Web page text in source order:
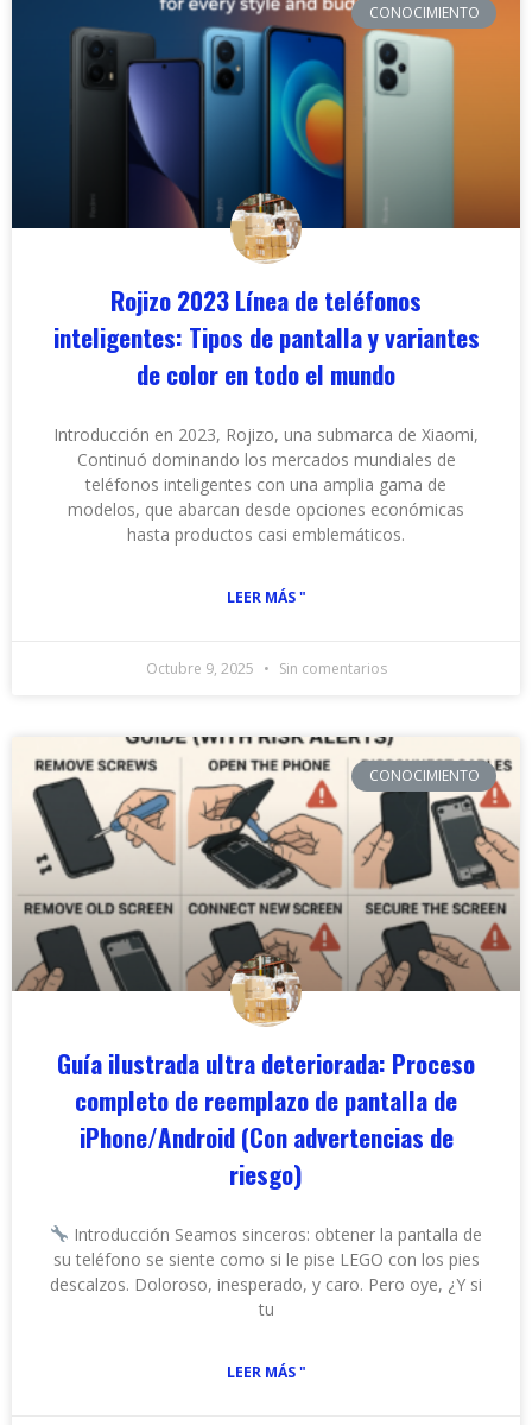
CONOCIMIENTO
Rojizo 2023 Línea de teléfonos
inteligentes: Tipos de pantalla y variantes
de color en todo el mundo
Introducción en 2023, Rojizo, una submarca de Xiaomi,
Continuó dominando los mercados mundiales de
teléfonos inteligentes con una amplia gama de
modelos, que abarcan desde opciones económicas
hasta productos casi emblemáticos.
LEER MÁS "
Octubre 9, 2025 Sin comentarios
CONOCIMIENTO
Guía ilustrada ultra deteriorada: Proceso
completo de reemplazo de pantalla de
iPhone/Android (Con advertencias de
riesgo)
Introducción Seamos sinceros: obtener la pantalla de
su teléfono se siente como si le pise LEGO con los pies
descalzos. Doloroso, inesperado, y caro. Pero oye, ¿Y si
tu
LEER MÁS "